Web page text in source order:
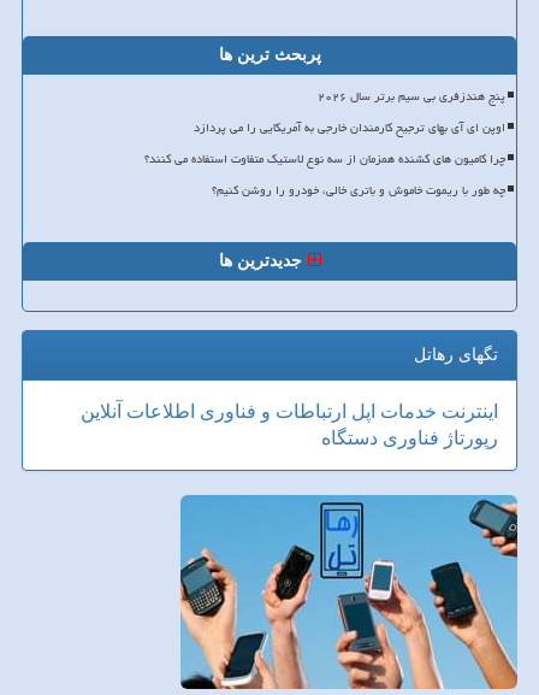
پربحث ترین ها
پنج هندزفری بی سیم برتر سال ۲۰۲۶
اوپن ای آی بهای ترجیح کارمندان خارجی به آمریکایی را می پردازد
چرا کامیون های کشنده همزمان از سه نوع لاستیک متفاوت استفاده می کنند؟
چه طور با ریموت خاموش و باتری خالی، خودرو را روشن کنیم؟
جدیدترین ها
تگهای رهاتل
اینترنت خدمات اپل ارتباطات و فناوری اطلاعات آنلاین
رپورتاژ فناوری دستگاه